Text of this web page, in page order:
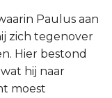
Paulus aan
zich tegenover
Hier bestond
hij naar
moest